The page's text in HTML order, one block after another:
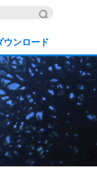
ウンロード